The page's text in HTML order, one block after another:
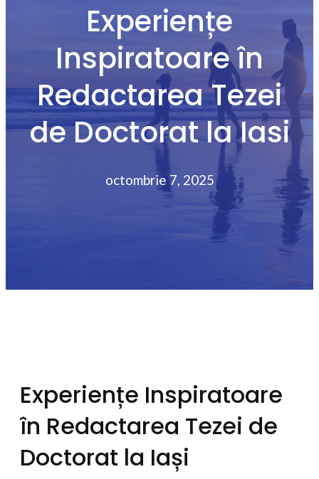
Experiențe
Inspiratoare în
Redactarea Tezei
de Doctorat la Iasi
octombrie 7, 2025
Experiențe Inspiratoare
în Redactarea Tezei de
Doctorat la Iași